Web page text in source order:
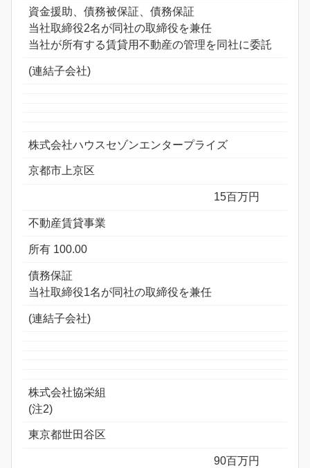
資金援助、債務被保証、債務保証
当社取締役2名が同社の取締役を兼任
当社が所有する賃貸用不動産の管理を同社に委託
(連結子会社)
株式会社ハウスセゾンエンタープライズ
京都市上京区
15百万円
不動産賃貸事業
所有 100.00
債務保証
当社取締役1名が同社の取締役を兼任
(連結子会社)
株式会社協栄組
(注2)
東京都世田谷区
90百万円